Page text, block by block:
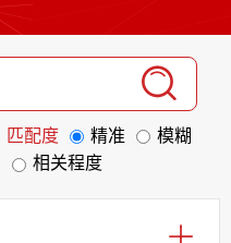
匹配度 精准
模糊
相关程度